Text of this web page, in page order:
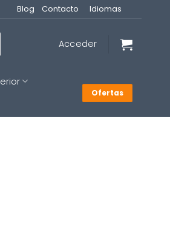
Blog Contacto Idiomas
Acceder
Ofertas